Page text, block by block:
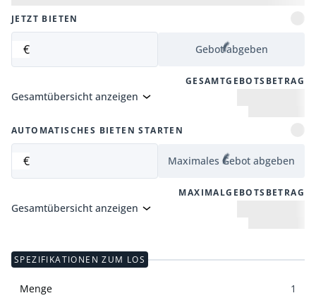
JETZT BIETEN
€ Gebot abgeben
GESAMTGEBOTSBETRAG
Gesamtübersicht anzeigen
AUTOMATISCHES BIETEN STARTEN
€ Maximales Gebot abgeben
MAXIMALGEBOTSBETRAG
Gesamtübersicht anzeigen
SPEZIFIKATIONEN ZUM LOS
Menge 1